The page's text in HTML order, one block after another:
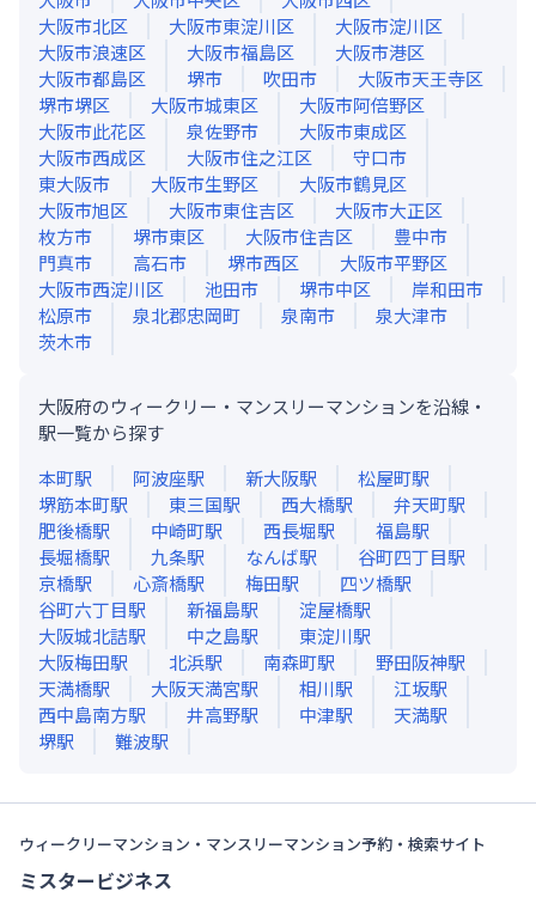
大阪市北区
大阪市東淀川区
大阪市淀川区
大阪市浪速区
大阪市福島区
大阪市港区
大阪市都島区
堺市 吹田市
大阪市天王寺区
堺市堺区
大阪市城東区
大阪市阿倍野区
大阪市此花区
泉佐野市
大阪市東成区
大阪市西成区
大阪市住之江区
守口市
東大阪市
大阪市生野区
大阪市鶴見区
大阪市旭区
大阪市東住吉区
大阪市大正区
枚方市
堺市東区 大阪市住吉区
豊中市
門真市
高石市 堺市西区
大阪市平野区
大阪市西淀川区
池田市 堺市中区
岸和田市
松原市
泉北郡忠岡町 泉南市
泉大津市
茨木市
大阪府のウィークリー・マンスリーマンションを沿線・
駅一覧から探す
本町駅 阿波座駅 新大阪駅 松屋町駅
堺筋本町駅 東三国駅 西大橋駅 弁天町駅
肥後橋駅 中崎町駅 西長堀駅 福島駅
長堀橋駅 九条駅 なんば駅 谷町四丁目駅
京橋駅 心斎橋駅 梅田駅 四ツ橋駅
谷町六丁目駅 新福島駅 淀屋橋駅
大阪城北詰駅 中之島駅 東淀川駅
大阪梅田駅 北浜駅 南森町駅 野田阪神駅
天満橋駅 大阪天満宮駅 相川駅 江坂駅
西中島南方駅 井高野駅 中津駅 天満駅
堺駅 難波駅
ウィークリーマンション・マンスリーマンション予約・検索サイト
ミスタービジネス